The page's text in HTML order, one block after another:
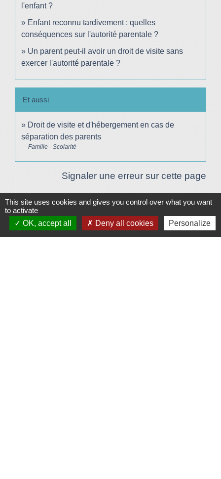
l'enfant ?
Enfant reconnu tardivement : quelles
conséquences sur l'autorité parentale ?
Un parent peut-il avoir un droit de visite sans
exercer l'autorité parentale ?
Et aussi
Droit de visite et d'hébergement en cas de
séparation des parents
Famille - Scolarité
Signaler une erreur sur cette page
Plan/Accès
Contacts
This site uses cookies and gives you control over what you want
to activate
OK, accept all
Deny all cookies Personalize